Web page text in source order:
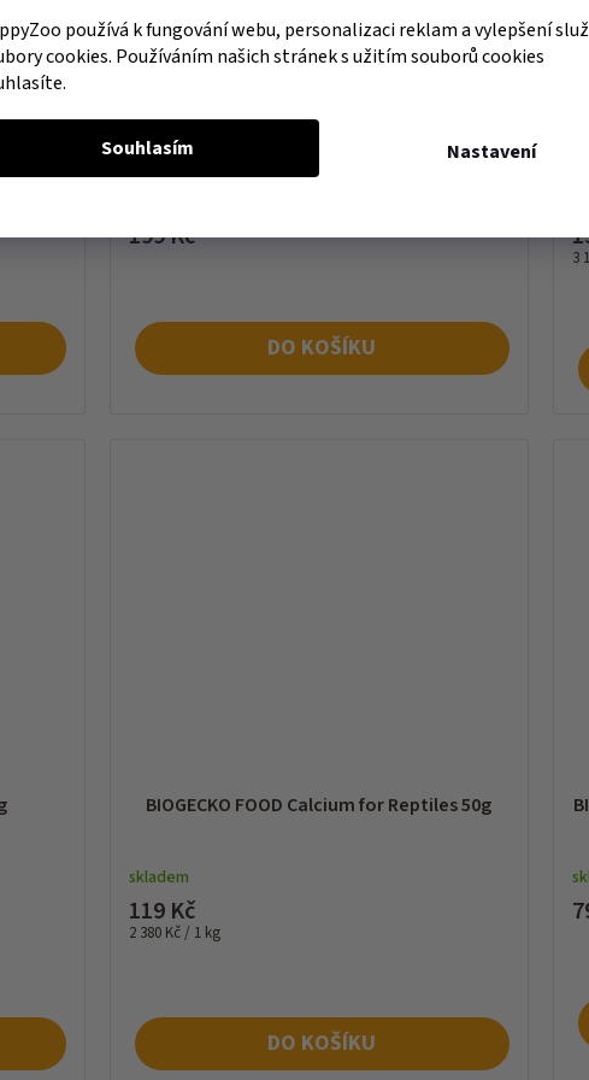
používá k fungování webu, personalizaci reklam a vylepšení
cookies. Používáním našich stránek s užitím souborů cookies
Nastavení
Souhlasím
BIOGECKO FOOD Single miska 7,7x8,5x6,5cm
199 Kč
DO KOŠÍKU
3
BIOGECKO FOOD Calcium for Reptiles 50g
skladem
119 Kč
Měrná
2 380 Kč / 1 kg
DO KOŠÍKU